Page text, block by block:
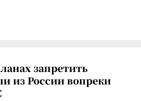
запретить
из России вопреки